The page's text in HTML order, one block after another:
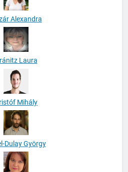
Alexandra
Laura
Mihály
Dulay György